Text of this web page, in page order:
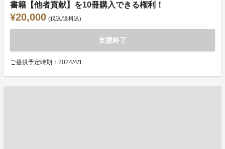
書籍【他者貢献】を10冊購入できる権利！
¥20,000 (税込/送料込)
支援終了
ご提供予定時期：2024/4/1